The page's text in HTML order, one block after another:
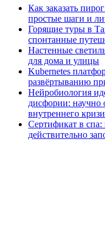
Как заказать
простые шаги и
Горящие туры в
спонтанные
Настенные
для дома и улицы
Kubernetes
развёртыванию
Нейробиология
дисфории: научно
внутреннего
Сертификат в спа:
действительно